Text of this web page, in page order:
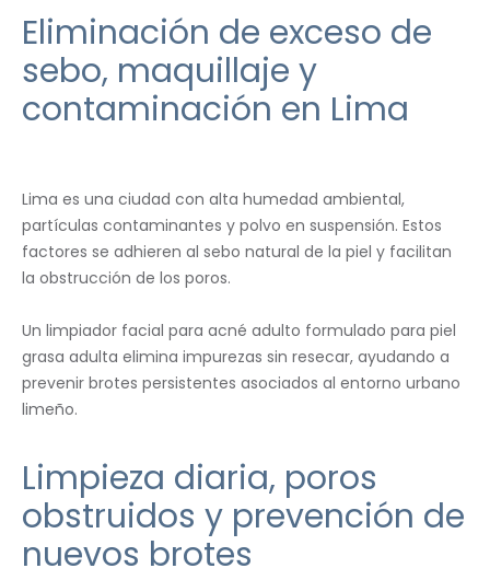
Eliminación de exceso de
sebo, maquillaje y
contaminación en Lima
Lima es una ciudad con alta humedad ambiental,
partículas contaminantes y polvo en suspensión. Estos
factores se adhieren al sebo natural de la piel y facilitan
la obstrucción de los poros.
Un limpiador facial para acné adulto formulado para piel
grasa adulta elimina impurezas sin resecar, ayudando a
prevenir brotes persistentes asociados al entorno urbano
limeño.
Limpieza diaria, poros
obstruidos y prevención de
nuevos brotes